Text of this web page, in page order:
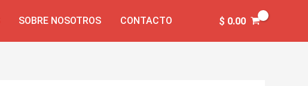
SOBRE NOSOTROS CONTACTO $ 0.00